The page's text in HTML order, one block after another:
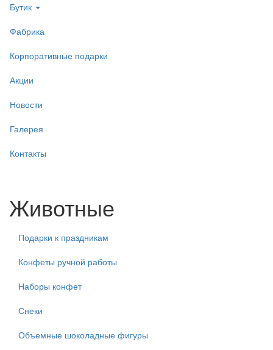
Бутик
Фабрика
Корпоративные подарки
Акции
Новости
Галерея
Контакты
Животные
Подарки к праздникам
Конфеты ручной работы
Наборы конфет
Снеки
Объемные шоколадные фигуры